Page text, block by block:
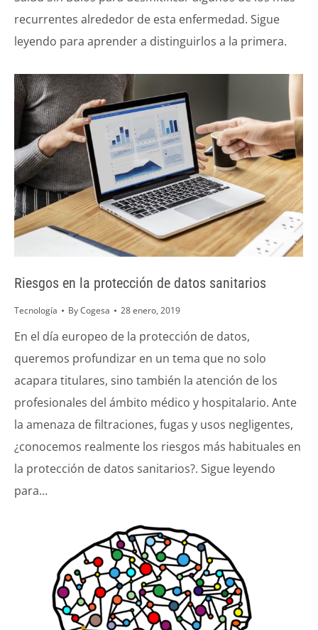
recurrentes alrededor de esta enfermedad. Sigue
leyendo para aprender a distinguirlos a la primera.
Riesgos en la protección de datos sanitarios
Tecnología ByCogesa 28 enero, 2019
En el día europeo de la protección de datos,
queremos profundizar en un tema que no solo
acapara titulares, sino también la atención de los
profesionales del ámbito médico y hospitalario. Ante
la amenaza de filtraciones, fugas y usos negligentes,
¿conocemos realmente los riesgos más habituales en
la protección de datos sanitarios?. Sigue leyendo
para…